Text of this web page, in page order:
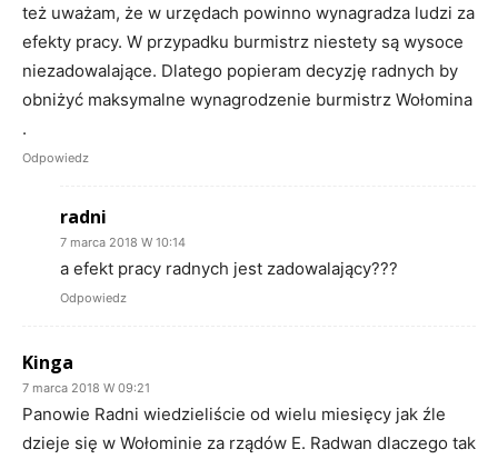
też uważam, że w urzędach powinno wynagradza ludzi za
efekty pracy. W przypadku burmistrz niestety są wysoce
niezadowalające. Dlatego popieram decyzję radnych by
obniżyć maksymalne wynagrodzenie burmistrz Wołomina
.
Odpowiedz
radni
7 marca 2018 W 10:14
a efekt pracy radnych jest zadowalający???
Odpowiedz
Kinga
7 marca 2018 W 09:21
Panowie Radni wiedzieliście od wielu miesięcy jak źle
dzieje się w Wołominie za rządów E. Radwan dlaczego tak